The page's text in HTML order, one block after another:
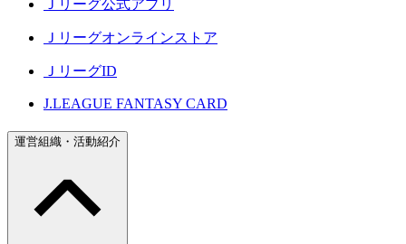
Ｊリーグ公式アプリ
Ｊリーグオンラインストア
ＪリーグID
J.LEAGUE FANTASY CARD
運営組織・活動紹介